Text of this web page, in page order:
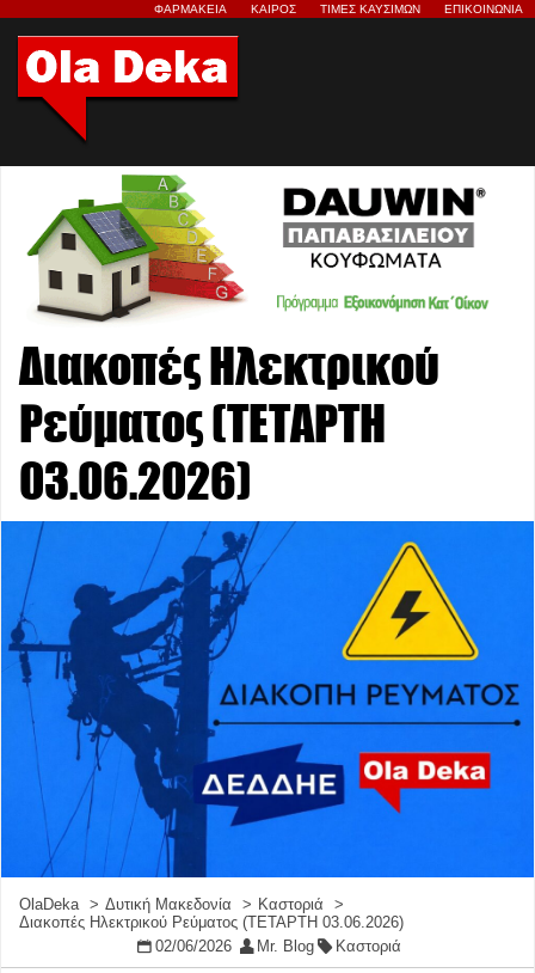
ΦΑΡΜΑΚΕΙΑ ΚΑΙΡΟΣ ΤΙΜΕΣ ΚΑΥΣΙΜΩΝ ΕΠΙΚΟΙΝΩΝΙΑ
Διακοπές Ηλεκτρικού
Ρεύματος (ΤΕΤΑΡΤΗ
03.06.2026)
OlaDeka Δυτική Μακεδονία
Καστοριά
Διακοπές Ηλεκτρικού Ρεύματος (ΤΕΤΑΡΤΗ 03.06.2026)
02/06/2026
Mr. Blog Καστοριά